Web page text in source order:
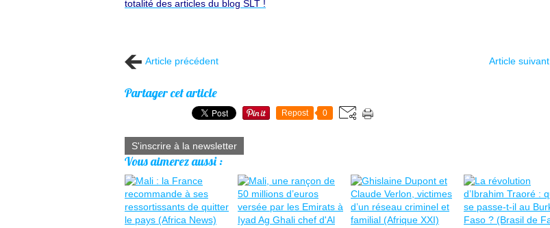
totalité des articles du blog SLT !
Article précédent Article suivant
Partager cet article
Repost 0
S'inscrire à la newsletter
Vous aimerez aussi :